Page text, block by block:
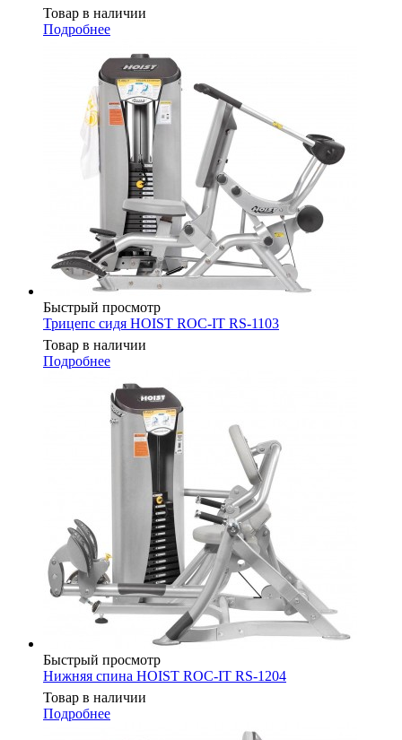
Товар в наличии
Подробнее
Быстрый просмотр
Трицепс сидя HOIST ROC-IT RS-1103
Товар в наличии
Подробнее
Быстрый просмотр
Нижняя спина HOIST ROC-IT RS-1204
Товар в наличии
Подробнее